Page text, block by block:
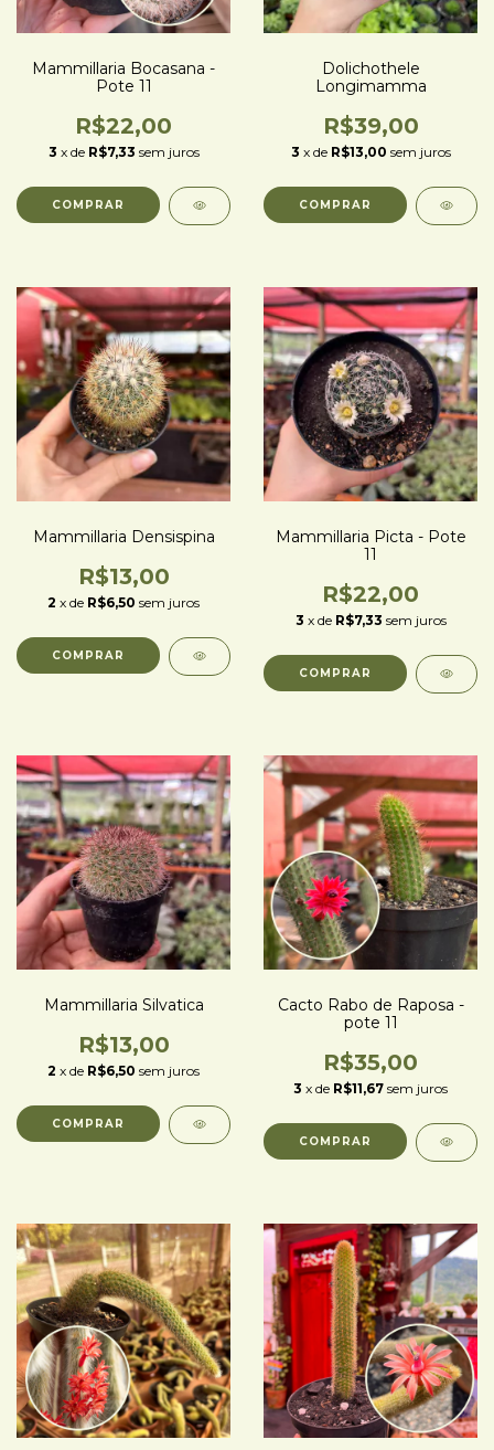
Mammillaria Bocasana -
Pote 11
R$22,00
3 x de R$7,33 sem juros
Dolichothele
Longimamma
R$39,00
3 x de R$13,00 sem juros
Mammillaria Densispina
R$13,00
2 x de R$6,50 sem juros
Mammillaria Picta - Pote
11
R$22,00
3 x de R$7,33 sem juros
Mammillaria Silvatica
R$13,00
2 x de R$6,50 sem juros
Cacto Rabo de Raposa -
pote 11
R$35,00
3 x de R$11,67 sem juros